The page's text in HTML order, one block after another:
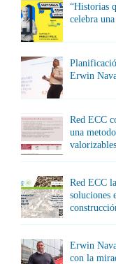
“Historias
celebra
Erwin
Red ECC
una
Red ECC
soluciones
Erwin
con la